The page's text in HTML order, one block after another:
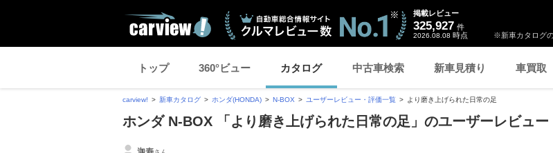
※新車カタログ
掲載レビュー
325,927 件
2026.08.08 時点
トップ 360°ビュー カタログ 中古車検索 新車見積り 車買取
carview! 新車カタログ ホンダ(HONDA) N-BOX ユーザーレビュー・評価一覧 より磨き上げられた日常の足
ホンダ N-BOX 「より磨き上げられた日常の足」のユーザーレビュー